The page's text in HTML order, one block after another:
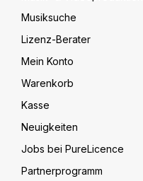
Musiksuche
Lizenz-Berater
Mein Konto
Warenkorb
Kasse
Neuigkeiten
Jobs bei PureLicence
Partnerprogramm